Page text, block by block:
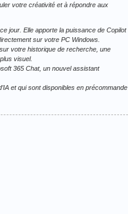
votre créativité et à répondre aux
jour. Elle apporte la puissance de Copilot
sur votre PC Windows.
votre historique de recherche, une
visuel.
365 Chat, un nouvel assistant
et qui sont disponibles en précommande